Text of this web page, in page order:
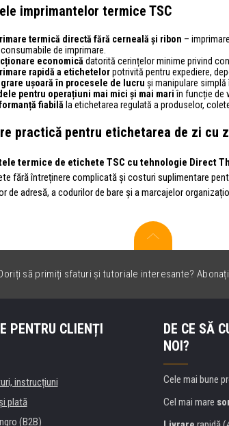
imprimantelor termice TSC
termică directă fără cerneală și ribon –
de imprimare.
economică datorită cerințelor minime privind
rapidă a etichetelorpotrivită pentru expediere,
ușoară în procesele de lucru și manipulare simplă
pentru operațiuni mai mici și mai mariîn funcție de
fiabilă la etichetarea regulată a produselor,
practică pentru etichetarea de zi cu
termice de etichete TSC cu tehnologie Direct
fără întreținere complicată și costuri suplimentare
de adresă, a codurilor de bare și a marcajelor
să primiți sfaturi și tutoriale interesante?
PENTRU CLIENȚI
instrucțiuni
plată
(B2B)
DE CE SĂ
NOI?
Cele mai bune
Cel mai mare